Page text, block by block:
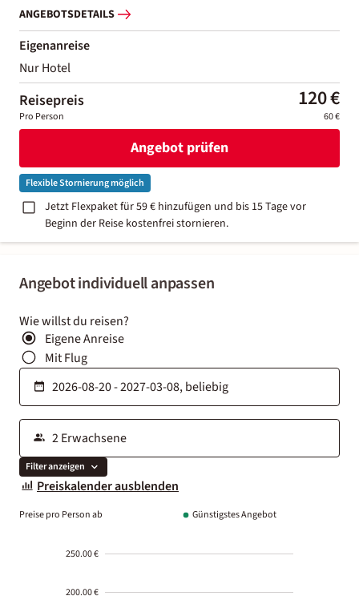
Angebot individuell anpassen
Wie willst du reisen?
Eigene Anreise
Mit Flug
Filter anzeigen
Preiskalender ausblenden
Preise pro Person ab Günstigstes Angebot
250.00 €
200.00 €
ANGEBOTSDETAILS
Eigenanreise
Nur Hotel
Reisepreis 120 €
Pro Person 60 €
Angebot prüfen
Flexible Stornierung möglich
Jetzt Flexpaket für 59 € hinzufügen und bis 15 Tage vor
Beginn der Reise kostenfrei stornieren.